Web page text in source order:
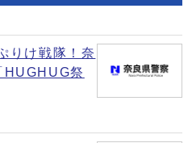
りけ戦隊！奈
HUGHUG祭